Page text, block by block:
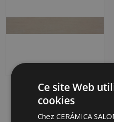
VANCOUVER ARCE 120
Ce site Web
cookies
Chez CERÁMICA